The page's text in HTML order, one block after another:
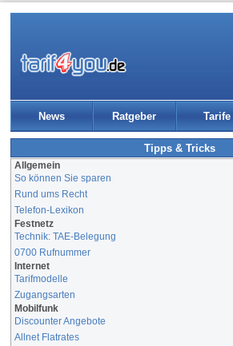
News Ratgeber Tarife
Tipps & Tricks
Allgemein
So können Sie sparen
Rund ums Recht
Telefon-Lexikon
Festnetz
Technik: TAE-Belegung
0700 Rufnummer
Internet
Tarifmodelle
Zugangsarten
Mobilfunk
Discounter Angebote
Allnet Flatrates